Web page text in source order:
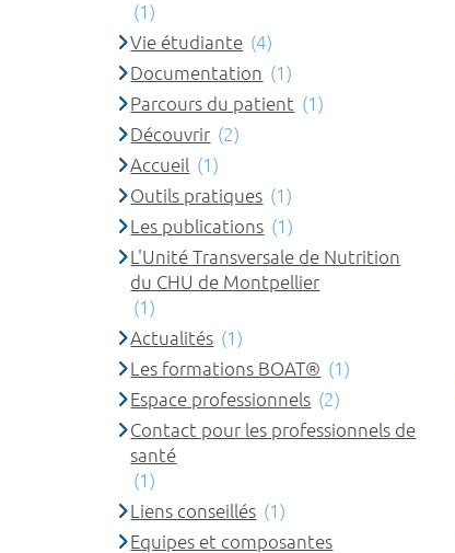
(1)
Vie étudiante (4)
Documentation (1)
Parcours du patient (1)
Découvrir (2)
Accueil (1)
Outils pratiques (1)
Les publications (1)
L'Unité Transversale de Nutrition
du CHU de Montpellier
(1)
Actualités (1)
Les formations BOAT® (1)
Espace professionnels (2)
Contact pour les professionnels de
santé
(1)
Liens conseillés (1)
Equipes et composantes